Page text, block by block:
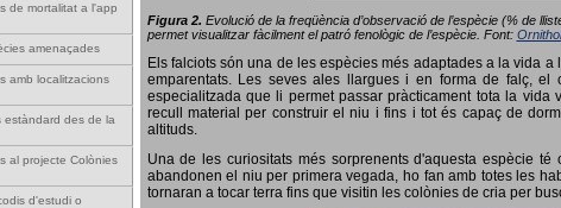
de mortalitat a l'app
amenaçades
amb localitzacions
estàndard des de la
al projecte Colònies
d'estudi o
Figura 2. Evolució de la freqüència d’observació de l’espècie (% de
permet visualitzar fàcilment el patró fenològic de l’espècie. Font:
Els falciots són una de les espècies més adaptades a la vida
emparentats. Les seves ales llargues i en forma de falç,
especialitzada que li permet passar pràcticament tota la
recull material per construir el niu i fins i tot és capaç de
altituds.
Una de les curiositats més sorprenents d'aquesta espècie
abandonen el niu per primera vegada, ho fan amb totes les
tornaran a tocar terra fins que visitin les colònies de cria per